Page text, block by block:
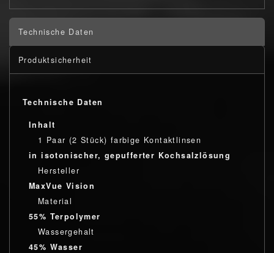
Technische Daten
Produktsicherheit
Technische Daten
Inhalt
1 Paar (2 Stück) farbige Kontaktlinsen
in isotonischer, gepufferter Kochsalzlösung
Hersteller
MaxVue Vision
Material
55% Terpolymer
Wassergehalt
45% Wasser